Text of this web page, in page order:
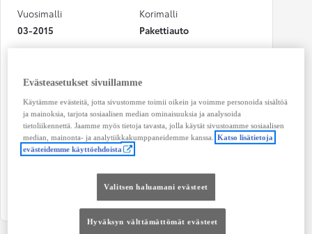
Vuosimalli
03-2015
Korimalli
Pakettiauto
Teho
92 kw (123 hv)
CO₂-päästöt (yhdistetty)
193 g/km
Vaihteisto
Manuaali
Istuimet
Evästeasetukset sivuillamme
Käytämme evästeitä, jotta sivustomme toimii oikein ja voimme personoida sisältöä
ja mainoksia, tarjota sosiaalisen median ominaisuuksia ja analysoida
tietoliikennettä. Jaamme myös tietoja tavasta, jolla käytät sivustoamme sosiaalisen
median, mainonta- ja analytiikkakumppaneidemme kanssa.
Katso lisätietoja
evästeidemme käyttöehdoista
Valitsen haluamani evästeet
Hyväksyn välttämättömät evästeet